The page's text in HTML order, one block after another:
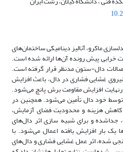
ماکرو، آنالیز دینامیکی ساختمان‌های
خرابی پیش رونده آن‌ها ارائه شده است.
دال-ستون مدنظر قرار گرفته است.
غشایی فشاری در دال، باعث افزایش
افزایش مقاومت برش پانچ می‌شود.
توسط خود دال تأمین می‌شود. همچنین در
کاهش هزینه و محدودیت فضای آزمایش،
جداشده و برای شبیه سازی اثر دال‌های
بار افزایش یافته اعمال می‌شود. با
شده، اثر عمل غشایی فشاری و دال‌های